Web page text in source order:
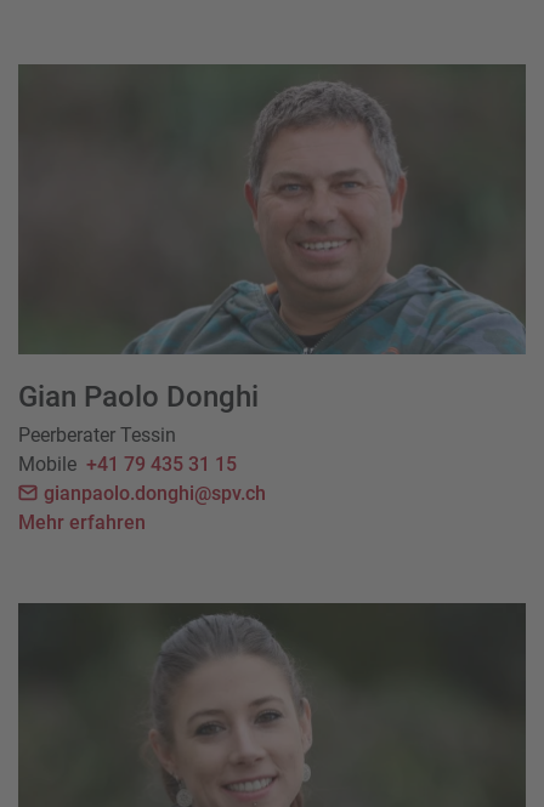
Gian Paolo Donghi
Peerberater Tessin
Mobile +41 79 435 31 15
gianpaolo.donghi@spv.ch
Mehr erfahren